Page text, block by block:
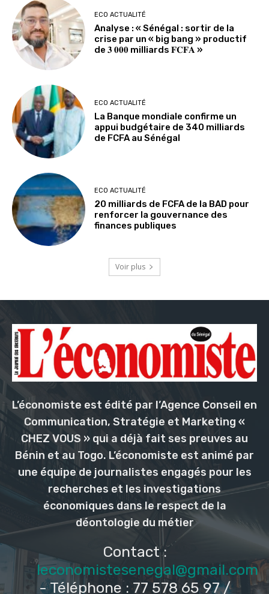
ECO ACTUALITÉ
Analyse : « Sénégal : sortir de la
crise par un « big bang » productif
de 𝟑 𝟎𝟎𝟎 milliards 𝐅𝐂𝐅𝐀 »
ECO ACTUALITÉ
La Banque mondiale confirme un
appui budgétaire de 340 milliards
de FCFA au Sénégal
ECO ACTUALITÉ
20 milliards de FCFA de la BAD pour
renforcer la gouvernance des
finances publiques
Voir plus
L’économiste est édité par l’Agence Conseil en
Communication, Stratégie et Marketing «
CHEZ VOUS » qui a déjà fait ses preuves au
Bénin et au Togo. L’économiste est animé par
une équipe de journalistes engagés pour les
recherches et les investigations
économiques dans le respect de la
déontologie du métier
Contact :
leconomistesenegal@gmail.com
- Téléphone : 77 578 65 97 /